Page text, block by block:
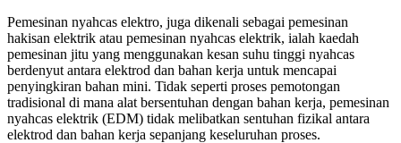
Pemesinan nyahcas elektro, juga dikenali sebagai pemesinan
hakisan elektrik atau pemesinan nyahcas elektrik, ialah kaedah
pemesinan jitu yang menggunakan kesan suhu tinggi nyahcas
berdenyut antara elektrod dan bahan kerja untuk mencapai
penyingkiran bahan mini. Tidak seperti proses pemotongan
tradisional di mana alat bersentuhan dengan bahan kerja, pemesinan
nyahcas elektrik (EDM) tidak melibatkan sentuhan fizikal antara
elektrod dan bahan kerja sepanjang keseluruhan proses.